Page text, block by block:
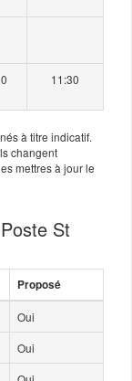
11:30
à titre indicatif.
changent
mettres à jour le
St
Proposé
Oui
Oui